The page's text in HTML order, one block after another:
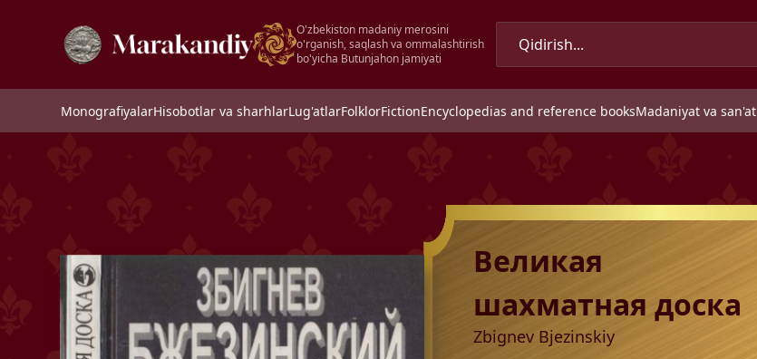
O'zbekiston madaniy merosini
o'rganish, saqlash va ommalashtirish
bo'yicha Butunjahon jamiyati
MonografiyalarHisobotlar va sharhlarLug'atlarFolklorFictionEncyclopedias and reference booksMadaniyat va san'at
Великая
шахматная доска
Zbignev Bjezinskiy